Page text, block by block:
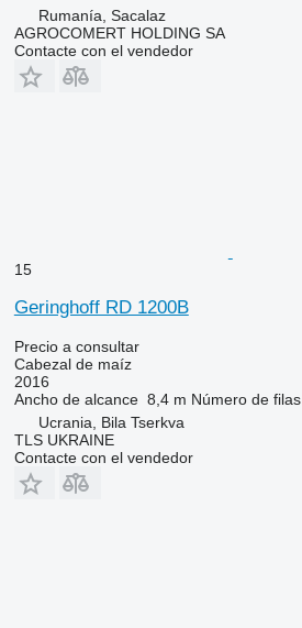
Rumanía, Sacalaz
AGROCOMERT HOLDING SA
Contacte con el vendedor
15
Geringhoff RD 1200B
Precio a consultar
Cabezal de maíz
2016
Ancho de alcance 8,4 m Número de filas
Ucrania, Bila Tserkva
TLS UKRAINE
Contacte con el vendedor